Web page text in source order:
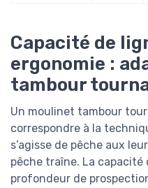
Capacité de
ergonomie :
tambour
Un moulinet tambour
correspondre à la
s’agisse de pêche aux
pêche traîne. La
profondeur de